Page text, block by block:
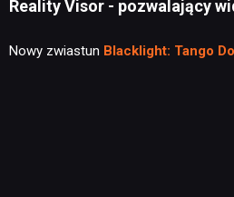
Reality Visor - pozwalający
Nowy zwiastun Blacklight: Tango